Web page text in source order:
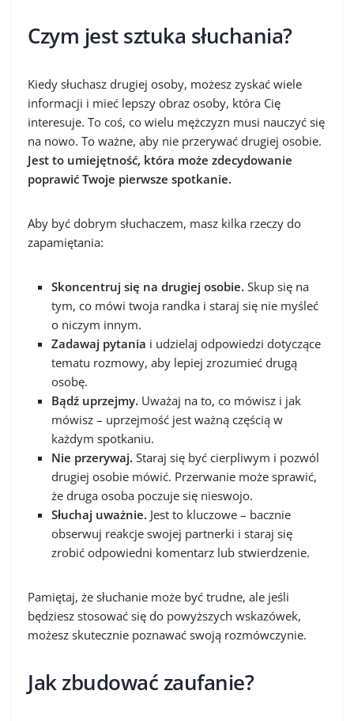
Czym jest sztuka słuchania?
Kiedy słuchasz drugiej osoby, możesz zyskać wiele
informacji i mieć lepszy obraz osoby, która Cię
interesuje. To coś, co wielu mężczyzn musi nauczyć się
na nowo. To ważne, aby nie przerywać drugiej osobie.
Jest to umiejętność, która może zdecydowanie
poprawić Twoje pierwsze spotkanie.
Aby być dobrym słuchaczem, masz kilka rzeczy do
zapamiętania:
Skoncentruj się na drugiej osobie. Skup się na
tym, co mówi twoja randka i staraj się nie myśleć
o niczym innym.
Zadawaj pytania i udzielaj odpowiedzi dotyczące
tematu rozmowy, aby lepiej zrozumieć drugą
osobę.
Bądź uprzejmy. Uważaj na to, co mówisz i jak
mówisz – uprzejmość jest ważną częścią w
każdym spotkaniu.
Nie przerywaj. Staraj się być cierpliwym i pozwól
drugiej osobie mówić. Przerwanie może sprawić,
że druga osoba poczuje się nieswojo.
Słuchaj uważnie. Jest to kluczowe – bacznie
obserwuj reakcje swojej partnerki i staraj się
zrobić odpowiedni komentarz lub stwierdzenie.
Pamiętaj, że słuchanie może być trudne, ale jeśli
będziesz stosować się do powyższych wskazówek,
możesz skutecznie poznawać swoją rozmówczynie.
Jak zbudować zaufanie?